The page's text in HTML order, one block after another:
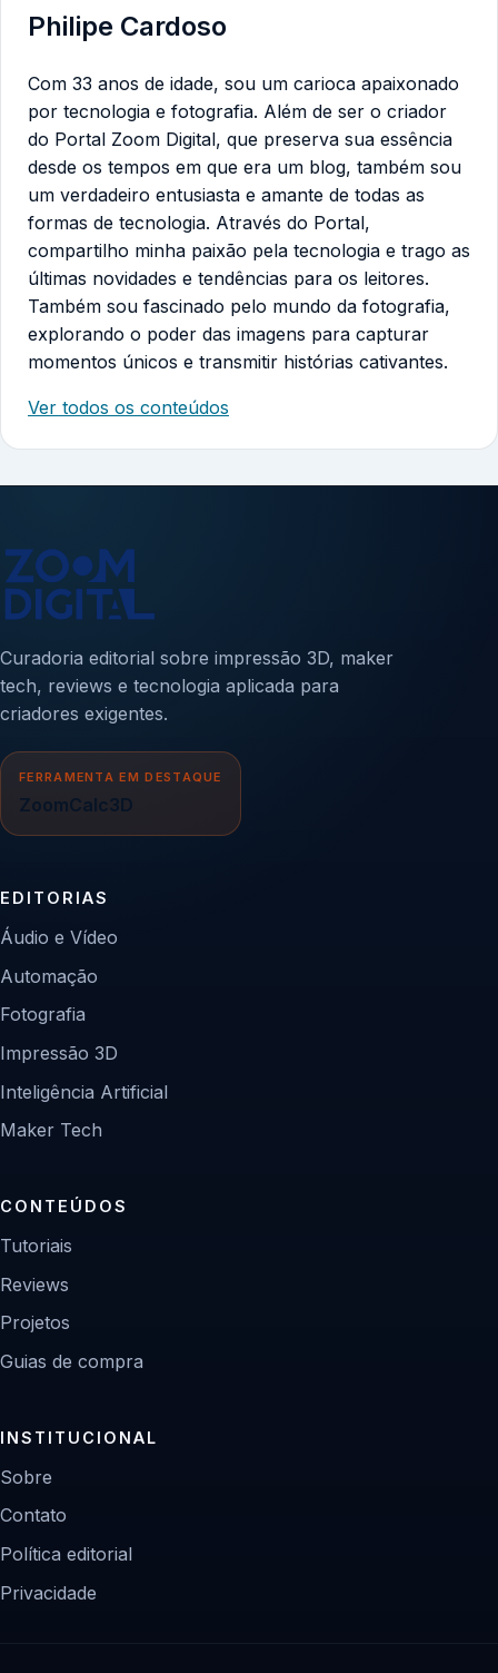
Philipe Cardoso
Com 33 anos de idade, sou um carioca apaixonado
por tecnologia e fotografia. Além de ser o criador
do Portal Zoom Digital, que preserva sua essência
desde os tempos em que era um blog, também sou
um verdadeiro entusiasta e amante de todas as
formas de tecnologia. Através do Portal,
compartilho minha paixão pela tecnologia e trago as
últimas novidades e tendências para os leitores.
Também sou fascinado pelo mundo da fotografia,
explorando o poder das imagens para capturar
momentos únicos e transmitir histórias cativantes.
Ver todos os conteúdos
Curadoria editorial sobre impressão 3D, maker
tech, reviews e tecnologia aplicada para
criadores exigentes.
FERRAMENTA EM DESTAQUE
ZoomCalc3D
EDITORIAS
Áudio e Vídeo
Automação
Fotografia
Impressão 3D
Inteligência Artificial
Maker Tech
CONTEÚDOS
Tutoriais
Reviews
Projetos
Guias de compra
INSTITUCIONAL
Sobre
Contato
Política editorial
Privacidade